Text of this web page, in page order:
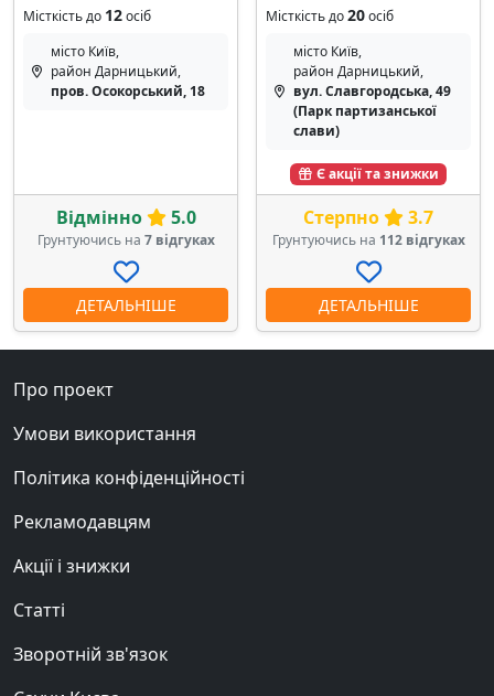
Місткість до 12осіб
місто Київ,
район Дарницький,
пров. Осокорський, 18
Відмінно 5.0
Грунтуючись на 7 відгуках
ДЕТАЛЬНІШЕ
Місткість до20осіб
місто Київ,
район Дарницький,
вул. Славгородська, 49
(Парк партизанської
слави)
Є акції та знижки
Стерпно 3.7
Грунтуючись на 112 відгуках
ДЕТАЛЬНІШЕ
Про проект
Умови використання
Політика конфіденційності
Рекламодавцям
Акції і знижки
Статті
Зворотній зв'язок